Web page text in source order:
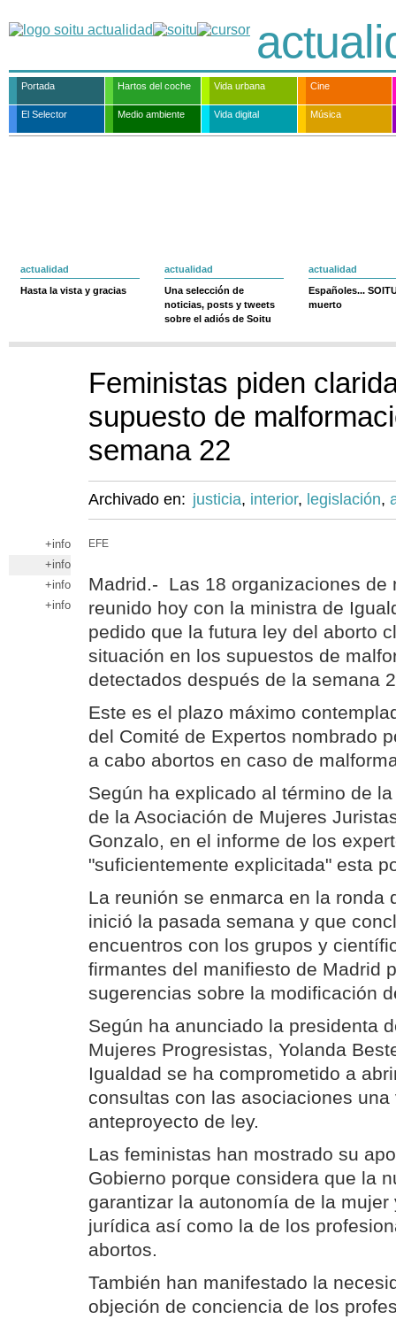
Portada Hartos del coche Vida urbana Cine
El Selector Medio ambiente Vida digital Música
actualidad
Hasta la vista y gracias
actualidad
Una selección de
noticias, posts y tweets
sobre el adiós de Soitu
actualidad
Españoles...
muerto
Feministas piden
supuesto de
semana 22
Archivado en: justicia, interior, legislación,
+info
+info
+info
+info
EFE
Madrid.- Las 18 organizaciones de
reunido hoy con la ministra de
pedido que la futura ley del aborto
situación en los supuestos de
detectados después de la semana
Este es el plazo máximo
del Comité de Expertos nombrado
a cabo abortos en caso de
Según ha explicado al término de
de la Asociación de Mujeres
Gonzalo, en el informe de los
"suficientemente explicitada" esta
La reunión se enmarca en la ronda
inició la pasada semana y que
encuentros con los grupos y
firmantes del manifiesto de Madrid
sugerencias sobre la modificación
Según ha anunciado la presidenta
Mujeres Progresistas, Yolanda
Igualdad se ha comprometido a
consultas con las asociaciones
anteproyecto de ley.
Las feministas han mostrado su
Gobierno porque considera que la
garantizar la autonomía de la mujer
jurídica así como la de los
abortos.
También han manifestado la
objeción de conciencia de los